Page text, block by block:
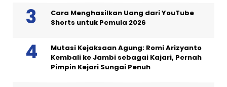
Cara Menghasilkan Uang dari YouTube
Shorts untuk Pemula 2026
Mutasi Kejaksaan Agung: Romi Arizyanto
Kembali ke Jambi sebagai Kajari, Pernah
Pimpin Kejari Sungai Penuh